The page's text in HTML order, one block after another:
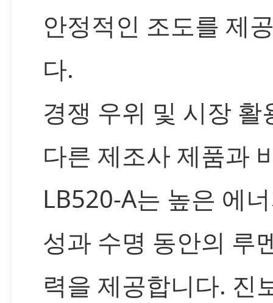
안정적인 조도를 제
다.
경쟁 우위 및 시장 활
다른 제조사 제품과
LB520-A는 높은 에
성과 수명 동안의 루
력을 제공합니다. 진